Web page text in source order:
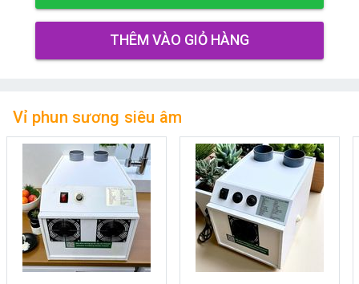
THÊM VÀO GIỎ HÀNG
Vỉ phun sương siêu âm